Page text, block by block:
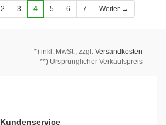
2 3 4 5 6 7 Weiter →
*) inkl. MwSt., zzgl. Versandkosten
**) Ursprünglicher Verkaufspreis
Kundenservice